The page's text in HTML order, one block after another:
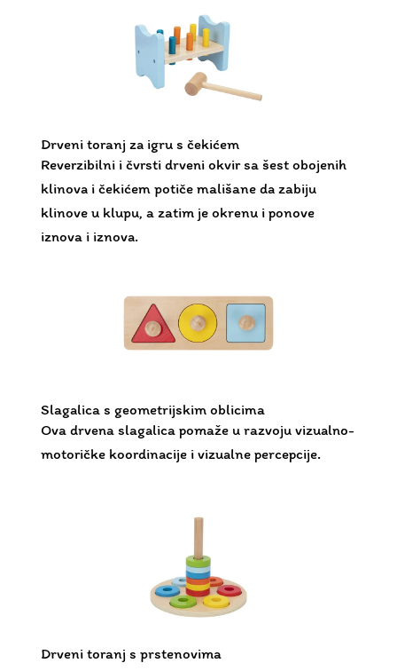
Drveni toranj za igru ​​s čekićem
Reverzibilni i čvrsti drveni okvir sa šest obojenih
klinova i čekićem potiče mališane da zabiju
klinove u klupu, a zatim je okrenu i ponove
iznova i iznova.
Slagalica s geometrijskim oblicima
Ova drvena slagalica pomaže u razvoju vizualno-
motoričke koordinacije i vizualne percepcije.
Drveni toranj s prstenovima